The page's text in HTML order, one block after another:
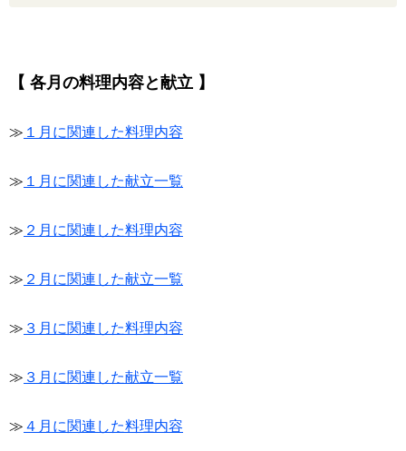
【 各月の料理内容と献立 】
≫ １月に関連した料理内容
≫ １月に関連した献立一覧
≫ ２月に関連した料理内容
≫ ２月に関連した献立一覧
≫ ３月に関連した料理内容
≫ ３月に関連した献立一覧
≫ ４月に関連した料理内容